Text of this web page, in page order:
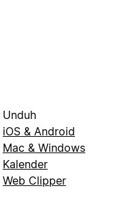
Unduh
iOS & Android
Mac & Windows
Kalender
Web Clipper